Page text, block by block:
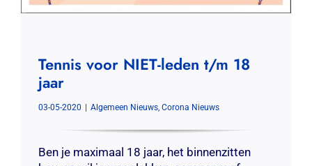
Tennis voor NIET-leden t/m 18
jaar
03-05-2020 Algemeen Nieuws, Corona Nieuws
Ben je maximaal 18 jaar, het binnenzitten